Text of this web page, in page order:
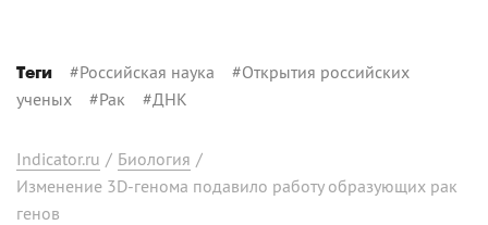
Теги #Российская наука #Открытия российских
ученых #Рак #ДНК
Indicator.ru / Биология /
Изменение 3D-генома подавило работу образующих рак
генов